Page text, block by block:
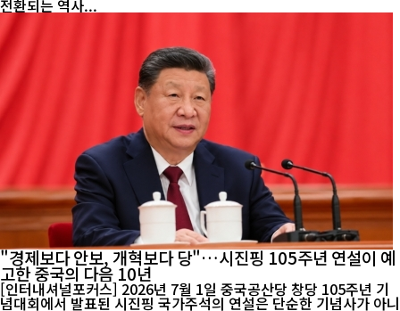
전환되는 역사...
"경제보다 안보, 개혁보다 당"…시진핑 105주년 연설이 예
고한 중국의 다음 10년
[인터내셔널포커스] 2026년 7월 1일 중국공산당 창당 105주년 기
념대회에서 발표된 시진핑 국가주석의 연설은 단순한 기념사가 아니